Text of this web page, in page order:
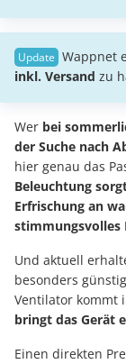
Wappnet
inkl. Versand zu
Wer bei
der Suche nach
hier genau das
Beleuchtung
Erfrischung an
stimmungsvolles
Und aktuell
besonders
Ventilator kommt
bringt das Gerät
Einen direkten